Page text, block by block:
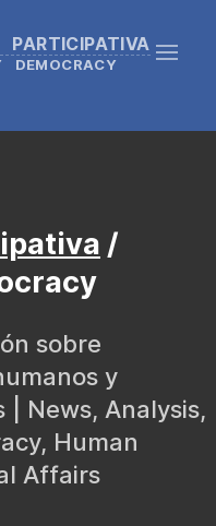
PARTICIPATIVA
DEMOCRACY
/
sobre
y
News, Analysis,
Human
Affairs